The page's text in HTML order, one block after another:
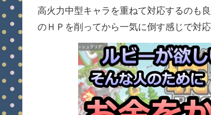
高火力中型キャラを重ねて対応するのも
のＨＰを削ってから一気に倒す感じで対応